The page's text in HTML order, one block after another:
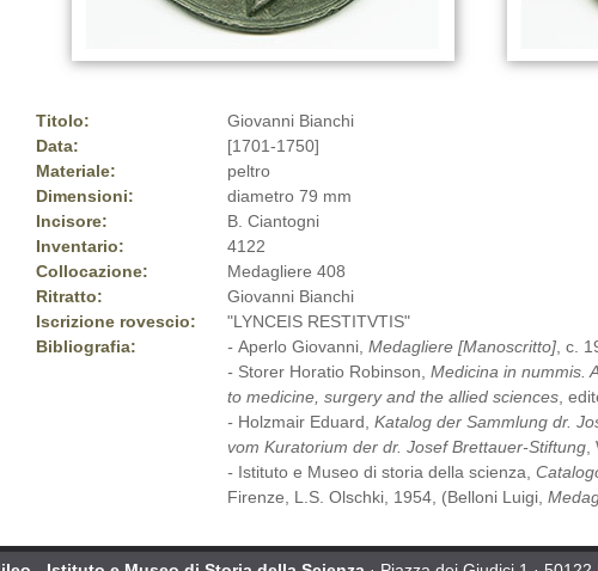
Titolo:
Giovanni Bianchi
Data:
[1701-1750]
Materiale:
peltro
Dimensioni:
diametro 79 mm
Incisore:
B. Ciantogni
Inventario:
4122
Collocazione:
Medagliere 408
Ritratto:
Giovanni Bianchi
Iscrizione rovescio:
"LYNCEIS RESTITVTIS"
Bibliografia:
- Aperlo Giovanni, Medagliere [Manoscritto] , c.
- Storer Horatio Robinson, Medicina in nummis.
to medicine, surgery and the allied sciences ,
- Holzmair Eduard, Katalog der Sammlung dr.
vom Kuratorium der dr. Josef Brettauer-Stiftung
- Istituto e Museo di storia della scienza,
Firenze, L.S. Olschki, 1954, (Belloni Luigi,